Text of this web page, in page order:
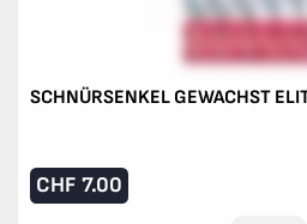
SCHNÜRSENKEL GEWACHST
CHF 7.00